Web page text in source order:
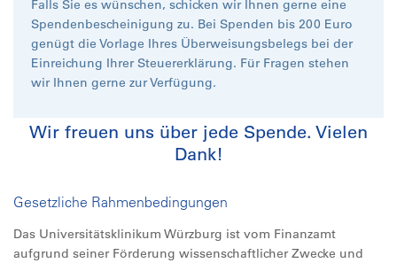
Falls Sie es wünschen, schicken wir Ihnen gerne eine
Spendenbescheinigung zu. Bei Spenden bis 200 Euro
genügt die Vorlage Ihres Überweisungsbelegs bei der
Einreichung Ihrer Steuererklärung. Für Fragen stehen
wir Ihnen gerne zur Verfügung.
Wir freuen uns über jede Spende. Vielen
Dank!
Gesetzliche Rahmenbedingungen
Das Universitätsklinikum Würzburg ist vom Finanzamt
aufgrund seiner Förderung wissenschaftlicher Zwecke und